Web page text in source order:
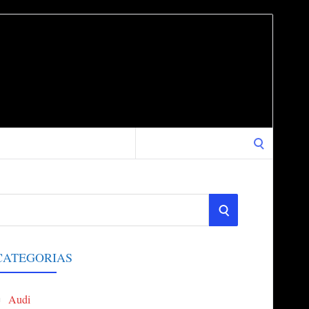
S
Audi